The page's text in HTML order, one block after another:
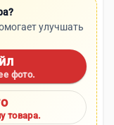
улучшать
фото.
товара.